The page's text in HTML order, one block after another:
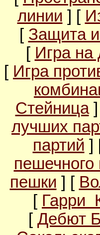
линии ] [
[ Защита и
[ Игра на
[ Игра
Стейница]
лучших
партий ]
пешки ] [
[ Гарри
[ Дебют